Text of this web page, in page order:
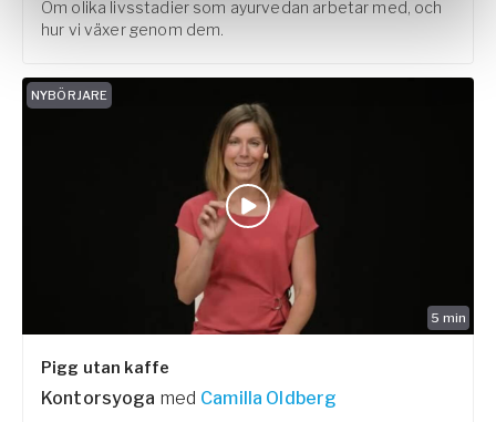
Om olika livsstadier som ayurvedan arbetar med, och
hur vi växer genom dem.
5 min
NYBÖRJARE
Pigg utan kaffe
Kontorsyoga med Camilla Oldberg